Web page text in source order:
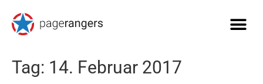
Tag: 14. Februar 2017